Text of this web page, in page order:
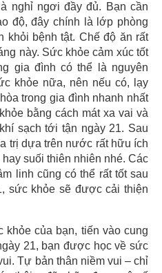
nghỉ ngơi đầy đủ. Bạn cần
độ, đây chính là lớp phòng
khỏi bệnh tật. Chế độ ăn rất
này. Sức khỏe cảm xúc tốt
gia đình có thể là nguyên
khỏe nữa, nên nếu có, lạy
trong gia đình nhanh nhất
bằng cách mát xa vai và
sạch tới tận ngày 21. Sau
trị dựa trên nước rất hữu ích
suối thiên nhiên nhé. Các
linh cũng có thể rất tốt sau
sức khỏe sẽ được cải thiện
khỏe của bạn, tiến vào cung
21, bạn được học về sức
Tự bản thân niềm vui – chỉ